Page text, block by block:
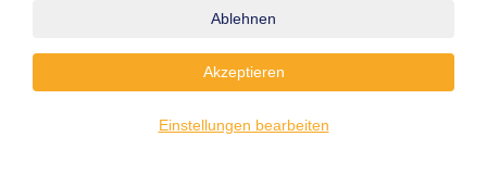
Jungheinrich. Zwei automatisierte
Logistikcenter Bremen, in dem die BLG
Ablehnen
Akzeptieren
Einstellungen bearbeiten